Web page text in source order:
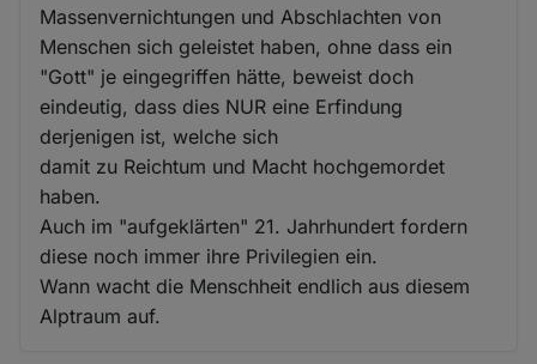
Massenvernichtungen und Abschlachten von
Menschen sich geleistet haben, ohne dass ein
"Gott" je eingegriffen hätte, beweist doch
eindeutig, dass dies NUR eine Erfindung
derjenigen ist, welche sich
damit zu Reichtum und Macht hochgemordet
haben.
Auch im "aufgeklärten" 21. Jahrhundert fordern
diese noch immer ihre Privilegien ein.
Wann wacht die Menschheit endlich aus diesem
Alptraum auf.